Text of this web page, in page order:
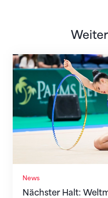
News
Nächster Halt:
Nächster Halt: